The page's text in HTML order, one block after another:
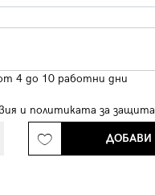
4 до 10 работни дни
и политиката за
ДОБАВИ